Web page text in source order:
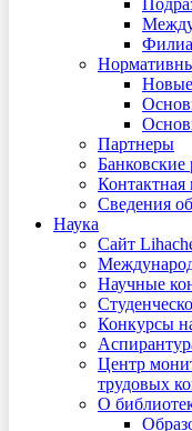
Партнеры
Банковские
Сведения
Наука
Сайт
Научные
Конкурсы
Центр
трудовых
О